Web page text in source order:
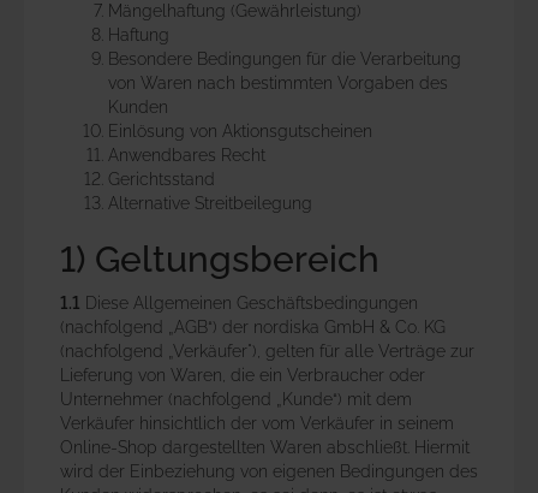
Merkliste
Warenkorb
Mängelhaftung (Gewährleistung)
Haftung
Besondere Bedingungen für die Verarbeitung
von Waren nach bestimmten Vorgaben des
Kunden
Einlösung von Aktionsgutscheinen
Anwendbares Recht
Gerichtsstand
Alternative Streitbeilegung
1) Geltungsbereich
1.1
Diese Allgemeinen Geschäftsbedingungen
(nachfolgend „AGB“) der nordiska GmbH & Co. KG
(nachfolgend „Verkäufer"), gelten für alle Verträge zur
Lieferung von Waren, die ein Verbraucher oder
Unternehmer (nachfolgend „Kunde“) mit dem
Verkäufer hinsichtlich der vom Verkäufer in seinem
Online-Shop dargestellten Waren abschließt. Hiermit
wird der Einbeziehung von eigenen Bedingungen des